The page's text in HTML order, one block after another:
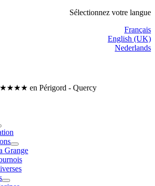
Sélectionnez votre langue
Français
English (UK)
Nederlands
★★★★ en Périgord - Quercy
Grange